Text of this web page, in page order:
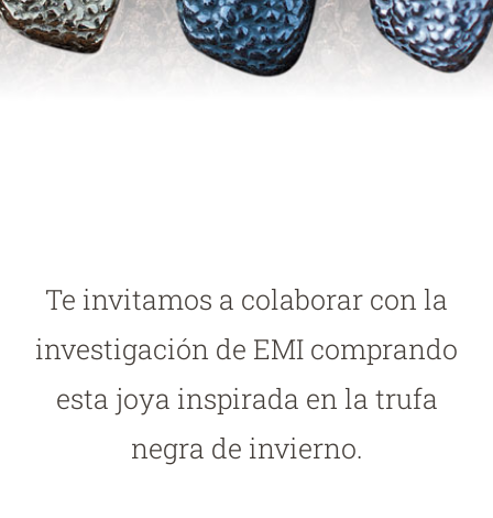
Te invitamos a colaborar con la
investigación de EMI comprando
esta joya inspirada en la trufa
negra de invierno.